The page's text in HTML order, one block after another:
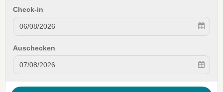
Check-in
Auschecken